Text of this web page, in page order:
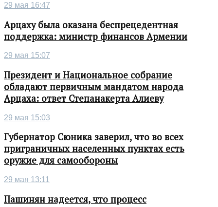
29 мая 16:47
Арцаху была оказана беспрецедентная
поддержка: министр финансов Армении
29 мая 15:07
Президент и Национальное собрание
обладают первичным мандатом народа
Арцаха: ответ Степанакерта Алиеву
29 мая 15:03
Губернатор Сюника заверил, что во всех
приграничных населенных пунктах есть
оружие для самообороны
29 мая 13:11
Пашинян надеется, что процесс